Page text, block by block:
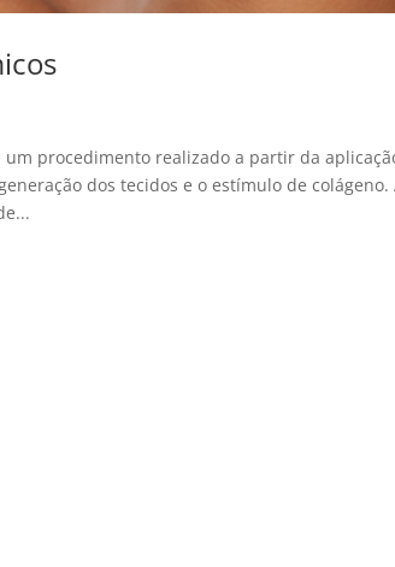
um procedimento realizado a partir da
dos tecidos e o estímulo de